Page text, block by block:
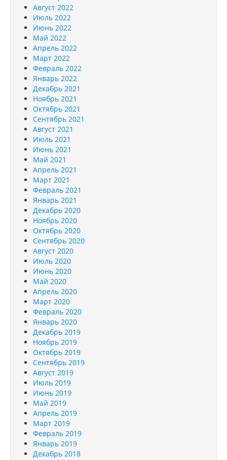
Август 2022
Июль 2022
Июнь 2022
Май 2022
Апрель 2022
Март 2022
Февраль 2022
Январь 2022
Декабрь 2021
Ноябрь 2021
Октябрь 2021
Сентябрь 2021
Август 2021
Июль 2021
Июнь 2021
Май 2021
Апрель 2021
Март 2021
Февраль 2021
Январь 2021
Декабрь 2020
Ноябрь 2020
Октябрь 2020
Сентябрь 2020
Август 2020
Июль 2020
Июнь 2020
Май 2020
Апрель 2020
Март 2020
Февраль 2020
Январь 2020
Декабрь 2019
Ноябрь 2019
Октябрь 2019
Сентябрь 2019
Август 2019
Июль 2019
Июнь 2019
Май 2019
Апрель 2019
Март 2019
Февраль 2019
Январь 2019
Декабрь 2018